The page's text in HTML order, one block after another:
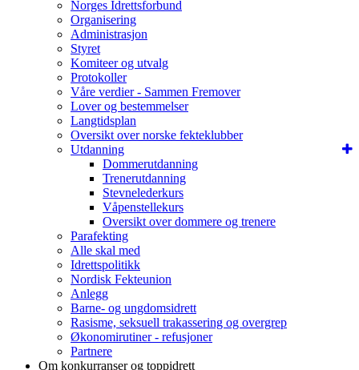
Norges Idrettsforbund
Organisering
Administrasjon
Styret
Komiteer og utvalg
Protokoller
Våre verdier - Sammen Fremover
Lover og bestemmelser
Langtidsplan
Oversikt over norske fekteklubber
Utdanning
Dommerutdanning
Trenerutdanning
Stevnelederkurs
Våpenstellekurs
Oversikt over dommere og trenere
Parafekting
Alle skal med
Idrettspolitikk
Nordisk Fekteunion
Anlegg
Barne- og ungdomsidrett
Rasisme, seksuell trakassering og overgrep
Økonomirutiner - refusjoner
Partnere
Om konkurranser og toppidrett